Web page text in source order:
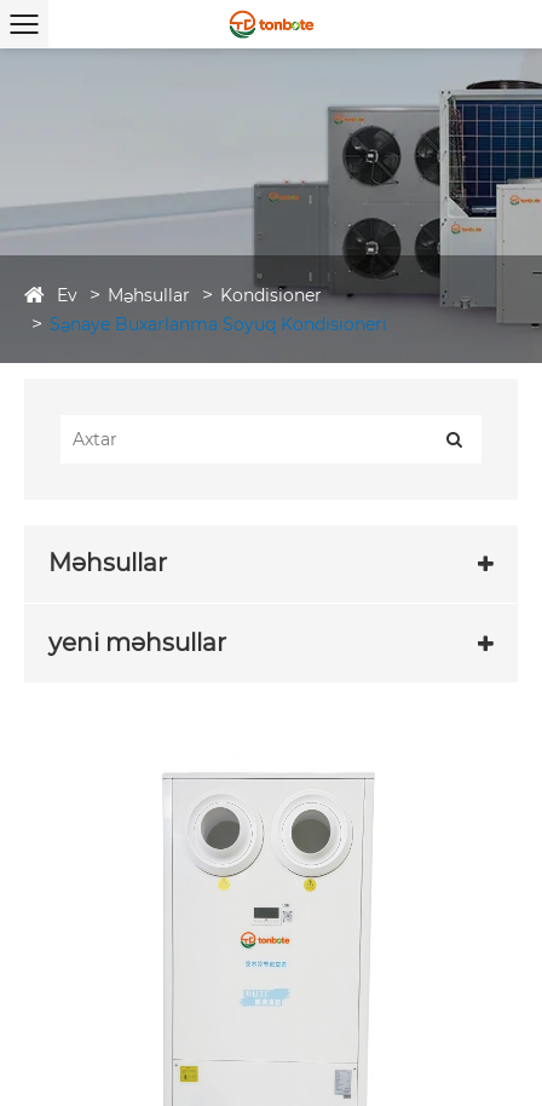
Ev Məhsullar
Kondisioner
Sənaye Buxarlanma Soyuq Kondisioneri
Məhsullar
yeni məhsullar